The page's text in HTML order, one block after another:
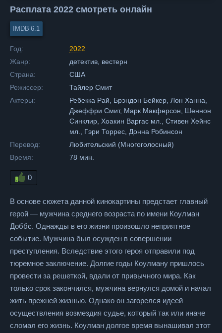
Расплата 2022 смотреть онлайн
6.1
Год:
2022
Жанр:
детектив, вестерн
Страна:
США
Режиссер:
Тайлер Смит
Актеры:
Ребекка Рай, Брэндон Бейкер, Лон Ханна,
Джеффри Смит, Марк Макферсон, Шеннон
Синклир, Хоакин Варгас мл., Стивен Хейнс
мл., Гэри Торрес, Донна Робинсон
Перевод:
Любительский (Многоголосный)
Время:
78 мин.
0
В основе сюжета данной кинокартины предстает главный
герой — мужчина среднего возраста по имени Коулман
Доббс. Однажды в его жизни произошло неприятное
событие. Мужчина был осужден в совершении
преступления. Вследствие этого героя отправили под
тюремное заключение. Долгие годы Коулману пришлось
провести за решеткой, вдали от привычного мира. Как
только срок закончился, мужчина вернулся домой и начал
жить прежней жизнью. Однако он загорелся идеей
осуществления возмездия судье, который так или иначе
сломал его жизнь. Коулман долгое время вынашивал этот